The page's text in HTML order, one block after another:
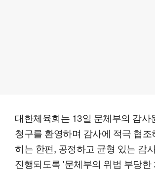
대한체육회는 13일 문체부의 감사
청구를 환영하며 감사에 적극 협
히는 한편, 공정하고 균형 있는 감
진행되도록 '문체부의 위법 부당한